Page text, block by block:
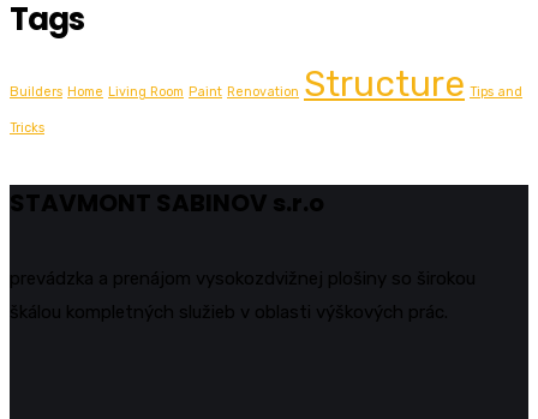
Tags
Builders Home Living Room Paint Renovation Structure Tips and
Tricks
STAVMONT SABINOV s.r.o
prevádzka a prenájom vysokozdvižnej plošiny so širokou
škálou kompletných služieb v oblasti výškových prác.